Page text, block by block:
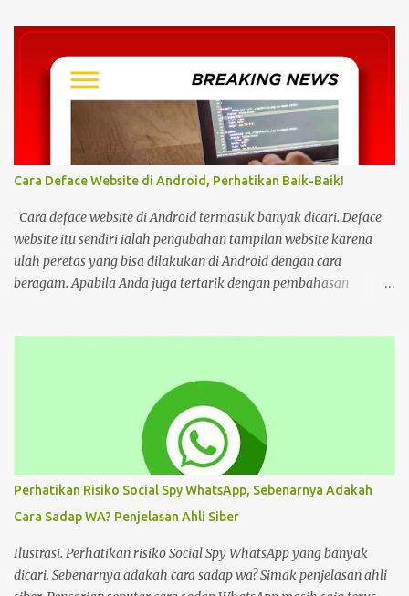
sepertinya harus dihentikan sekarang juga. Pasalnya menonton
film, konser, drama, atau apapun itu di situs tidak resmi disebut
bisa menjadi jalan masuk peretasan pada perangkat elektronik.
Pengalaman ini dibagikan oleh pengguna media sosial X,
@kdrama_menfess pada Selasa (23/2/2024) siang. Dalam
unggahannya, terlihat perangkat laptop yang diduga diretas
setelah digunakan untuk menonton di layanan streaming ilegal. "
Web kayak gini bahaya gais buat hp dan laptop kalian bisa ada
virus juga. Coba deh kalian aware sama masalah kejahatan
cyberspace, google sendiri aja ," tulis unggahan. Dilansir dari
Kompas...
Cara Deface Website di Android, Perhatikan Baik-Baik!
Cara deface website di Android termasuk banyak dicari. Deface
website itu sendiri ialah pengubahan tampilan website karena
ulah peretas yang bisa dilakukan di Android dengan cara
beragam. Apabila Anda juga tertarik dengan pembahasan
beragam kemudahan tersendiri yang bisa Anda pilih sesuai
keinginan. Namun sebelum mengulas tutorialnya, tentu akan
lebih baik untuk mengenal deface website secara mendalam.
Deface website bisa mengubah sebagian tampilan maupun
keseluruhan. Mulai dari penggantian font, memunculkan spam
iklan, mengubah konten di dalam website, dan masih banyak lagi.
Pada dasarnya, deface website dilakukan dengan tujuan tertentu.
Seperti menunjukkan kelemahan situs, menjual produk, atau
hanya kesenangan pribadi. Hal te...
Perhatikan Risiko Social Spy WhatsApp, Sebenarnya Adakah
Cara Sadap WA? Penjelasan Ahli Siber
Ilustrasi. Perhatikan risiko Social Spy WhatsApp yang banyak
dicari. Sebenarnya adakah cara sadap wa? Simak penjelasan ahli